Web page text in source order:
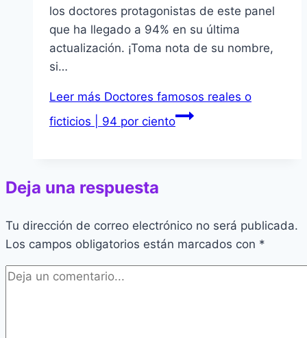
los doctores protagonistas de este panel
que ha llegado a 94% en su última
actualización. ¡Toma nota de su nombre,
si…
Leer más Doctores famosos reales o
ficticios | 94 por ciento
Deja una respuesta
Tu dirección de correo electrónico no será publicada.
Los campos obligatorios están marcados con *